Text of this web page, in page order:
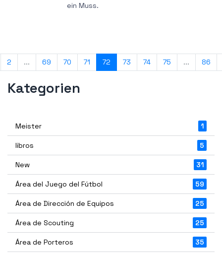
ein Muss.
2 ... 69 70 71 72 73 74 75 ... 86
Kategorien
Meister 1
libros 5
New 31
Área del Juego del Fútbol 59
Área de Dirección de Equipos 25
Área de Scouting 25
Área de Porteros 35